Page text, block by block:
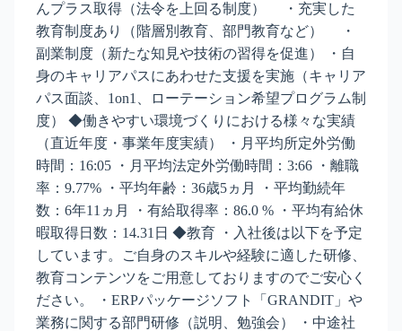
んプラス取得（法令を上回る制度） ・充実した
教育制度あり（階層別教育、部門教育など） ・
副業制度（新たな知見や技術の習得を促進） ・自
身のキャリアパスにあわせた支援を実施（キャリア
パス面談、1on1、ローテーション希望プログラム制
度） ◆働きやすい環境づくりにおける様々な実績
（直近年度・事業年度実績） ・月平均所定外労働
時間：16:05 ・月平均法定外労働時間：3:66 ・離職
率：9.77% ・平均年齢：36歳5ヵ月 ・平均勤続年
数：6年11ヵ月 ・有給取得率：86.0 % ・平均有給休
暇取得日数：14.31日 ◆教育 ・入社後は以下を予定
しています。ご自身のスキルや経験に適した研修、
教育コンテンツをご用意しておりますのでご安心く
ださい。 ・ERPパッケージソフト「GRANDIT」や
業務に関する部門研修（説明、勉強会） ・中途社